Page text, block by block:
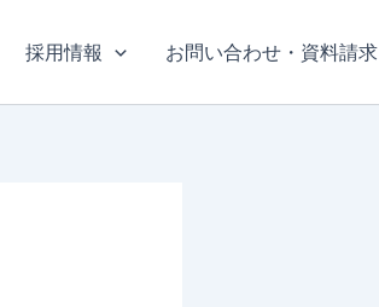
採用情報 お問い合わせ・資料請求